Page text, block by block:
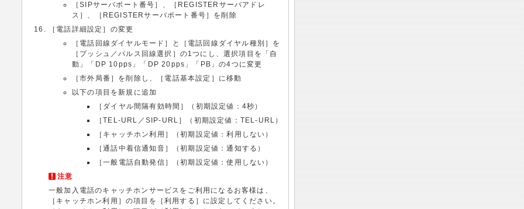
［SIPサーバポート番号］、［REGISTERサーバアドレ
ス］、［REGISTERサーバポート番号］を削除
［電話詳細設定］の変更
［電話回線ダイヤルモード］と［電話回線ダイヤル種別］を
［プッシュ／パルス回線選択］の1つにし、選択項目を「自
動」「DP 10pps」「DP 20pps」「PB」の4つに変更
［市外局番］を削除し、［電話基本設定］に移動
以下の項目を新規に追加
［ダイヤル間隔有効時間］（初期設定値：4秒）
［TEL-URL／SIP-URL］（初期設定値：TEL-URL）
［キャッチホン利用］（初期設定値：利用しない）
［通話中着信通知音］（初期設定値：通知する）
［一般電話自動発信］（初期設定値：使用しない）
注意
一般加入電話のキャッチホンサービスをご利用になるお客様は、
［キャッチホン利用］の項目を［利用する］に設定してください。